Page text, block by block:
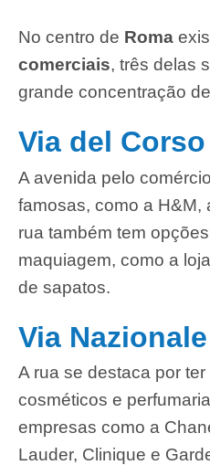
No centro de Roma
comerciais, três delas
grande concentração
Via del Corso
A avenida pelo
famosas, como a H&M,
rua também tem
maquiagem, como a
de sapatos.
Via Nazionale
A rua se destaca por
cosméticos e
empresas como a
Lauder, Clinique e